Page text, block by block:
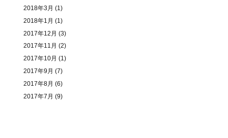
2018年3月 (1)
2018年1月 (1)
2017年12月 (3)
2017年11月 (2)
2017年10月 (1)
2017年9月 (7)
2017年8月 (6)
2017年7月 (9)